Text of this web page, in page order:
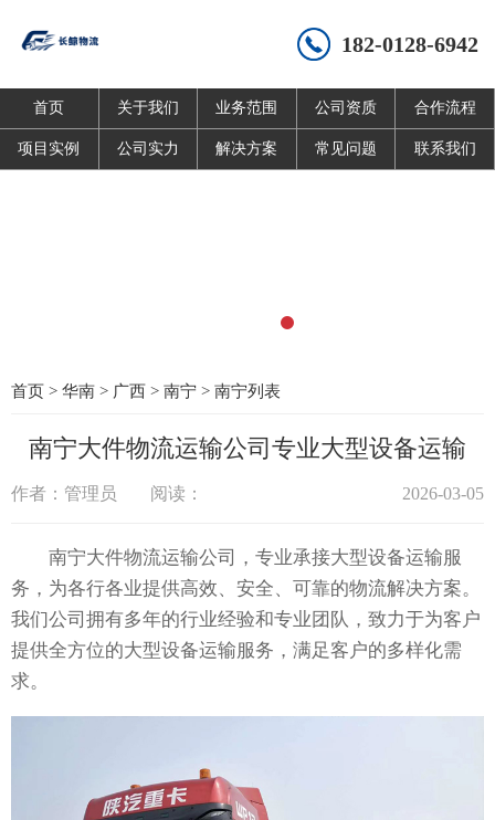
182-0128-6942
首页 关于我们 业务范围 公司资质 合作流程
项目实例 公司实力 解决方案 常见问题 联系我们
首页 > 华南 > 广西 > 南宁 > 南宁列表
南宁大件物流运输公司专业大型设备运输
作者：管理员 阅读： 2026-03-05
南宁大件物流运输公司，专业承接大型设备运输服
务，为各行各业提供高效、安全、可靠的物流解决方案。
我们公司拥有多年的行业经验和专业团队，致力于为客户
提供全方位的大型设备运输服务，满足客户的多样化需
求。